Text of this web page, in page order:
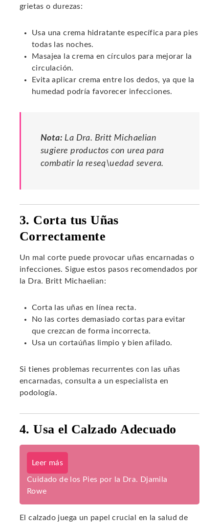
grietas o durezas:
Usa una crema hidratante específica para pies
todas las noches.
Masajea la crema en círculos para mejorar la
circulación.
Evita aplicar crema entre los dedos, ya que la
humedad podría favorecer infecciones.
Nota: La Dra. Britt Michaelian
sugiere productos con urea para
combatir la reseq\uedad severa.
3. Corta tus Uñas
Correctamente
Un mal corte puede provocar uñas encarnadas o
infecciones. Sigue estos pasos recomendados por
la Dra. Britt Michaelian:
Corta las uñas en línea recta.
No las cortes demasiado cortas para evitar
que crezcan de forma incorrecta.
Usa un cortaúñas limpio y bien afilado.
Si tienes problemas recurrentes con las uñas
encarnadas, consulta a un especialista en
podología.
4. Usa el Calzado Adecuado
Leer más
Cuidado de los Pies por la Dra. Djamila
Rowe
El calzado juega un papel crucial en la salud de